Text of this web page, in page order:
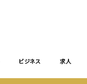
ビジネス 求人